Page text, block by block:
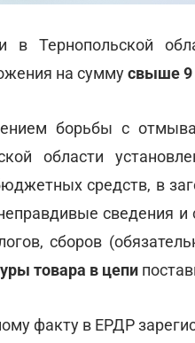
в Тернопольской
на суммусвыше 9
борьбы с
области
средств, в
сведения и
сборов
товара в цепи
факту в ЕРДР